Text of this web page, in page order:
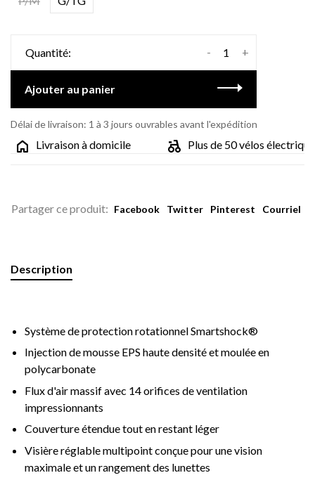
Quantité: +
-
Ajouter au panier
Délai de livraison: 1 à 3 jours ouvrables avant l'expédition
Livraison à domicile Plus de 50 vélos
Partager ce produit: Facebook Twitter Pinterest Courriel
Description
Système de protection rotationnel Smartshock®
Injection de mousse EPS haute densité et moulée en
polycarbonate
Flux d'air massif avec 14 orifices de ventilation
impressionnants
Couverture étendue tout en restant léger
Visière réglable multipoint conçue pour une vision
maximale et un rangement des lunettes